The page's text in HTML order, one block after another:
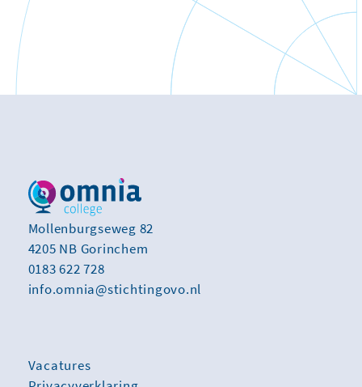
Mollenburgseweg 82
4205 NB Gorinchem
0183 622 728
info.omnia@stichtingovo.nl
Vacatures